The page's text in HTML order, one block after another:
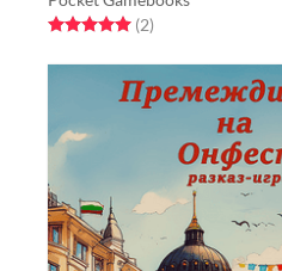
Rated 5.0 out of 5 stars
(2total ratings
)